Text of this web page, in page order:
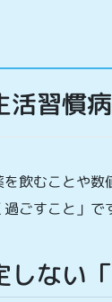
活習慣
飲むことや
ごすこと」で
ない